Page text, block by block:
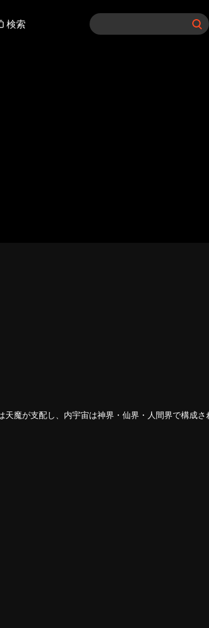
検索
魔が支配し、内宇宙は神界・仙界・人間界で構成さ
な君主でもあった。しかし、外宇宙の侵攻の中で混沌
を失い、国を奪われ、最も愛していた弟子・霊霞天尊